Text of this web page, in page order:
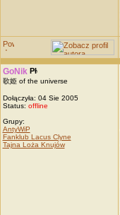
GoNik
歌姫 of the universe
Dołączyła: 04 Sie 2005
Status: offline
Grupy:
AntyWiP
Fanklub Lacus Clyne
Tajna Loża Knujów